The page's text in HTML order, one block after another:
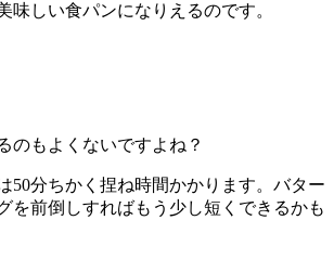
味しい食パンになりえるのです。
のもよくないですよね？
50分ちかく捏ね時間かかります。バター
を前倒しすればもう少し短くできるかも